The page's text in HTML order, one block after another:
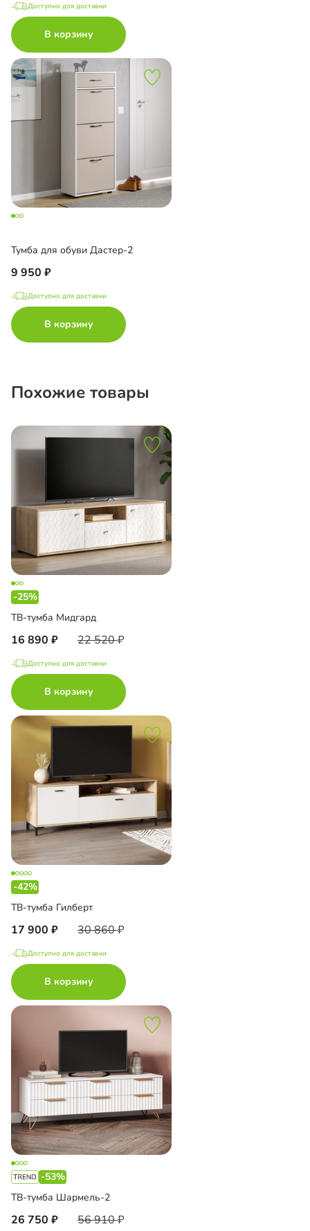
Доступно для доставки
В корзину
Тумба для обуви Дастер-2
9 950
Доступно для доставки
В корзину
Похожие товары
-25%
ТВ-тумба Мидгард
16 890 22 520
Доступно для доставки
В корзину
-42%
ТВ-тумба Гилберт
17 900 30 860
Доступно для доставки
В корзину
-53%
ТВ-тумба Шармель-2
26 750 56 910